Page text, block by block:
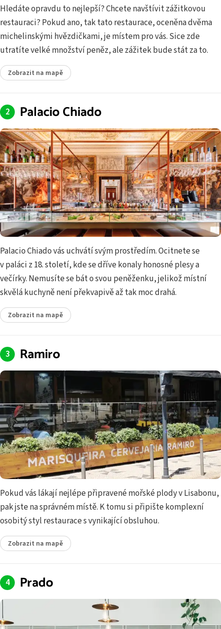
Hledáte opravdu to nejlepší? Chcete navštívit zážitkovou
restauraci? Pokud ano, tak tato restaurace, oceněna dvěma
michelinskými hvězdičkami, je místem pro vás. Sice zde
utratíte velké množství peněz, ale zážitek bude stát za to.
Zobrazit na mapě
Palacio Chiado
Palacio Chiado vás uchvátí svým prostředím. Ocitnete se
v paláci z 18. století, kde se dříve konaly honosné plesy a
večírky. Nemusíte se bát o svou peněženku, jelikož místní
skvělá kuchyně není překvapivě až tak moc drahá.
Zobrazit na mapě
Ramiro
Pokud vás lákají nejlépe připravené mořské plody v Lisabonu,
pak jste na správném místě. K tomu si připište komplexní
osobitý styl restaurace s vynikající obsluhou.
Zobrazit na mapě
Prado